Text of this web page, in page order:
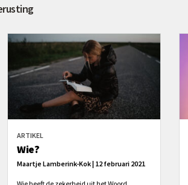
ARTIKEL
Wie?
Maartje Lamberink-Kok | 12 februari 2021